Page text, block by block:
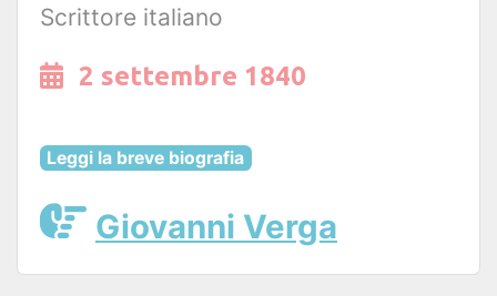
Scrittore italiano
2 settembre 1840
Leggi la breve biografia
Giovanni Verga